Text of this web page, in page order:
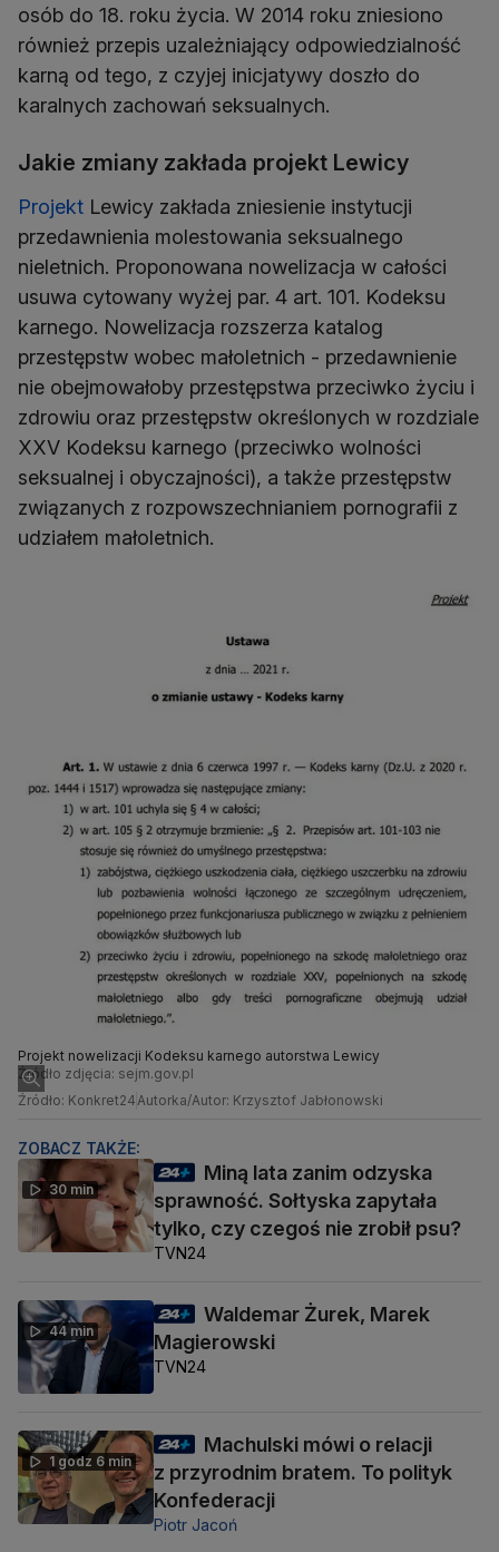
osób do 18. roku życia. W 2014 roku zniesiono
również przepis uzależniający odpowiedzialność
karną od tego, z czyjej inicjatywy doszło do
karalnych zachowań seksualnych.
Jakie zmiany zakłada projekt Lewicy
Projekt Lewicy zakłada zniesienie instytucji
przedawnienia molestowania seksualnego
nieletnich. Proponowana nowelizacja w całości
usuwa cytowany wyżej par. 4 art. 101. Kodeksu
karnego. Nowelizacja rozszerza katalog
przestępstw wobec małoletnich - przedawnienie
nie obejmowałoby przestępstwa przeciwko życiu i
zdrowiu oraz przestępstw określonych w rozdziale
XXV Kodeksu karnego (przeciwko wolności
seksualnej i obyczajności), a także przestępstw
związanych z rozpowszechnianiem pornografii z
udziałem małoletnich.
Projekt nowelizacji Kodeksu karnego autorstwa Lewicy
Źródło zdjęcia: sejm.gov.pl
Źródło: Konkret24 Autorka/Autor: Krzysztof Jabłonowski
ZOBACZ TAKŻE:
30 min
Miną lata zanim odzyska
sprawność. Sołtyska zapytała
tylko, czy czegoś nie zrobił psu?
TVN24
44 min
Waldemar Żurek, Marek
Magierowski
TVN24
1 godz 6 min
Machulski mówi o relacji
z przyrodnim bratem. To polityk
Konfederacji
Piotr Jacoń